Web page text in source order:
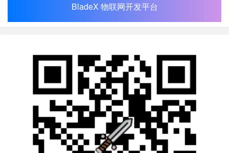
BladeX 物联网开发平台